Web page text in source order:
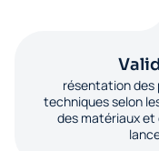
résentation des
techniques selon
des matériaux et